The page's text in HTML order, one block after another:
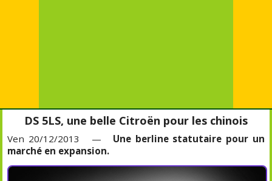
DS 5LS, une belle Citroën pour les chinois
Ven 20/12/2013 — Une berline statutaire pour un
marché en expansion.